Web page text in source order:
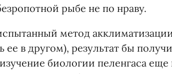
рыбе не по нраву.
метод
ее в другом), результат бы
биологии пеленгаса еще